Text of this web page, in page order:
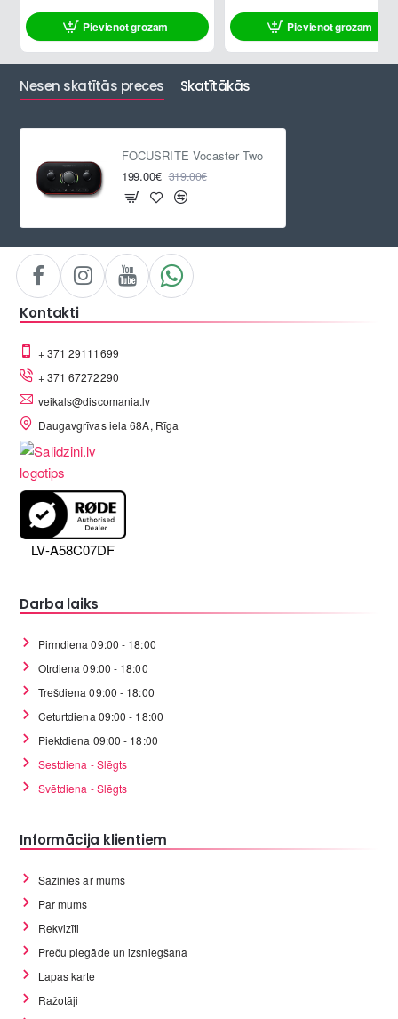
Pievienot grozam Pievienot grozam
Nesen skatītās preces Skatītākās
FOCUSRITE Vocaster Two
199.00€ 319.00€
Kontakti
+ 371 29111699
+ 371 67272290
veikals@discomania.lv
Daugavgrīvas iela 68A, Rīga
LV-A58C07DF
Darba laiks
Pirmdiena 09:00 - 18:00
Otrdiena 09:00 - 18:00
Trešdiena 09:00 - 18:00
Ceturtdiena 09:00 - 18:00
Piektdiena 09:00 - 18:00
Sestdiena - Slēgts
Svētdiena - Slēgts
Informācija klientiem
Sazinies ar mums
Par mums
Rekvizīti
Preču piegāde un izsniegšana
Lapas karte
Ražotāji